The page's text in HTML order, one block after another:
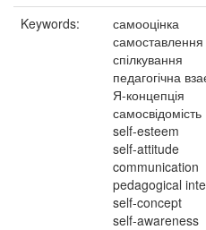
Keywords:
самооцінка
самоставлення
спілкування
педагогічна
Я-концепція
самосвідомість
self-esteem
self-attitude
communication
pedagogical
self-concept
self-awareness